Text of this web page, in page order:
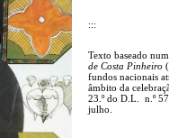
:::
Texto baseado
de Costa Pinheiro
fundos nacionais
âmbito da
23.º do D.L. n.º
julho.